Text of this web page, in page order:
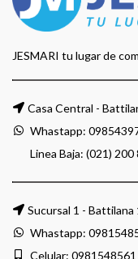
JESMARI tu lugar de
Casa Central -
Whastapp:
Linea Baja: (021) 200
Sucursal 1 - Battilana
Whastapp:
Celular: 0981548561